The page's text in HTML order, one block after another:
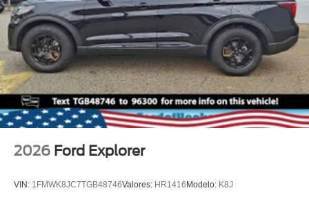
2026 Ford Explorer
VIN: 1FMWK8JC7TGB48746Valores: HR1416 Modelo: K8J